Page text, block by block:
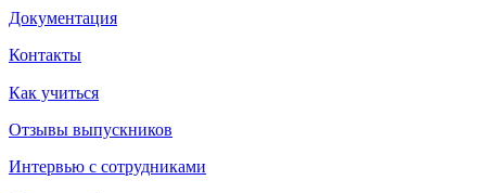
Документация
Контакты
Как учиться
Отзывы выпускников
Интервью с сотрудниками